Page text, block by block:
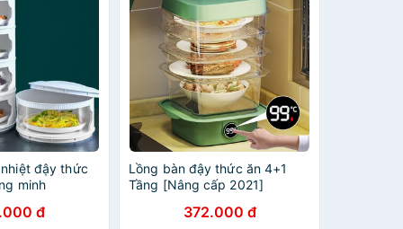
đậy thức
minh
đ
Lồng bàn đậy thức ăn 4+1
Tầng [Nâng cấp 2021]
372.000 đ